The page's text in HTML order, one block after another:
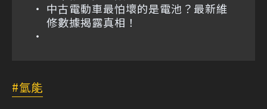
中古電動車最怕壞的是電池？最新維
修數據揭露真相！
氫能